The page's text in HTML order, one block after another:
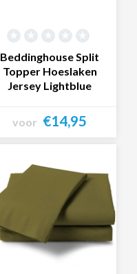
Beddinghouse Split
Topper Hoeslaken
Jersey Lightblue
voor €14,95